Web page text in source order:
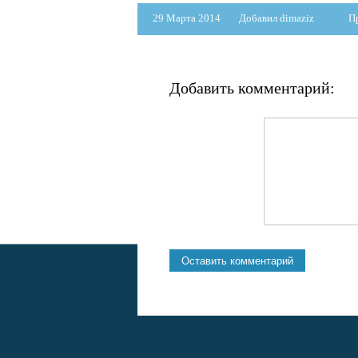
29 Марта 2014 Добавил dimaziz
Добавить комментарий: